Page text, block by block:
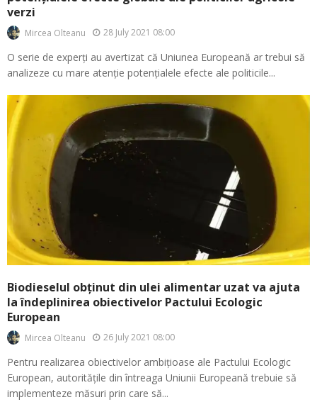
verzi
Mircea Olteanu 28 July 2021 08:00
O serie de experți au avertizat că Uniunea Europeană ar trebui să
analizeze cu mare atenție potențialele efecte ale politicile...
Biodieselul obținut din ulei alimentar uzat va ajuta
la îndeplinirea obiectivelor Pactului Ecologic
European
Mircea Olteanu 26 July 2021 08:00
Pentru realizarea obiectivelor ambițioase ale Pactului Ecologic
European, autoritățile din întreaga Uniunii Europeană trebuie să
implementeze măsuri prin care să...